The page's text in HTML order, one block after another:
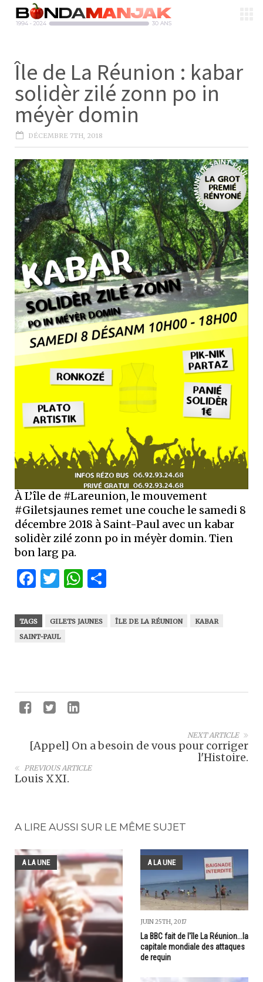
Île de La Réunion : kabar
solidèr zilé zonn po in
méyèr domin
DÉCEMBRE 7TH, 2018
À L’île de #Lareunion, le mouvement
#Giletsjaunes remet une couche le samedi 8
décembre 2018 à Saint-Paul avec un kabar
solidèr zilé zonn po in méyèr domin. Tien
bon larg pa.
Facebook
Twitter
WhatsApp
TAGS GILETS JAUNES ÎLE DE LA RÉUNION
KABAR
SAINT-PAUL
NEXT ARTICLE
[Appel] On a besoin de vous pour corriger
l'Histoire.
PREVIOUS ARTICLE
Louis XXI.
A LIRE AUSSI SUR LE MÊME SUJET
A LA UNE A LA UNE
JUIN 25TH, 2017
La BBC fait de l'île La Réunion...la
capitale mondiale des attaques
de requin